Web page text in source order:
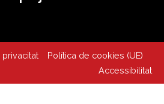
privacitat
Política de cookies (UE)
Accessibilitat